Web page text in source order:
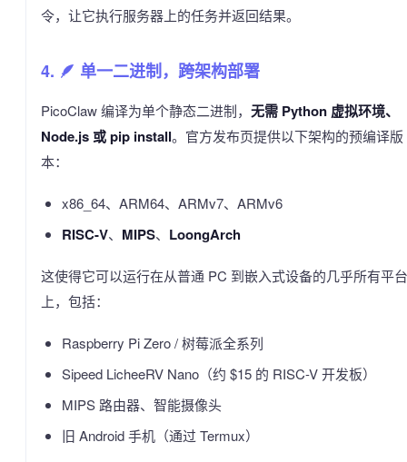
令，让它执行服务器上的任务并返回结果。
4. 🪶 单一二进制，跨架构部署
PicoClaw 编译为单个静态二进制， 无需 Python 虚拟环境、
Node.js 或 pip install。官方发布页提供以下架构的预编译版
本：
x86_64、ARM64、ARMv7、ARMv6
RISC-V、 MIPS、 LoongArch
这使得它可以运行在从普通 PC 到嵌入式设备的几乎所有平台
上，包括：
Raspberry Pi Zero / 树莓派全系列
Sipeed LicheeRV Nano（约 $15 的 RISC-V 开发板）
MIPS 路由器、智能摄像头
旧 Android 手机（通过 Termux）